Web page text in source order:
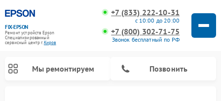
FIX-EPSON
Ремонт устройств Epson
Специализированный
cервисный центр г.Киров
+7 (833) 222-10-31
с 10:00 до 20:00
+7 (800) 302-71-75
Звонок бесплатный по РФ
Мы ремонтируем Позвонить